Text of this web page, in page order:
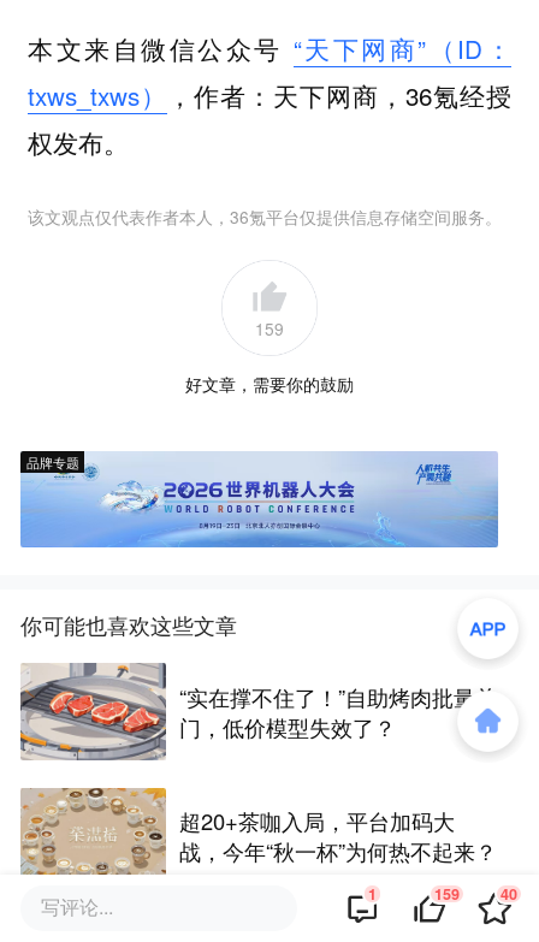
本文来自微信公众号 “天下网商”（ID：
txws_txws）
，作者：天下网商，36氪经授
权发布。
该文观点仅代表作者本人，36氪平台仅提供信息存储空间服务。
159
好文章，需要你的鼓励
品牌专题
你可能也喜欢这些文章
“实在撑不住了！”自助烤肉批量关
门，低价模型失效了？
超20+茶咖入局，平台加码大
战，今年“秋一杯”为何热不起来？
写评论... 1 159 40